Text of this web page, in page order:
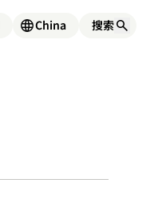
China